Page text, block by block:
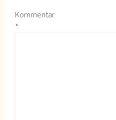
Kommentar
*